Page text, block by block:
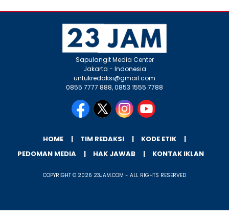
Sapulangit Media Center
Jakarta - Indonesia
untukredaksi@gmail.com
0855 7777 888, 0853 1555 7788
HOME TIM REDAKSI
KODE ETIK
PEDOMAN MEDIA
HAK JAWAB KONTAK IKLAN
COPYRIGHT © 2026 23JAM.COM - ALL RIGHTS RESERVED